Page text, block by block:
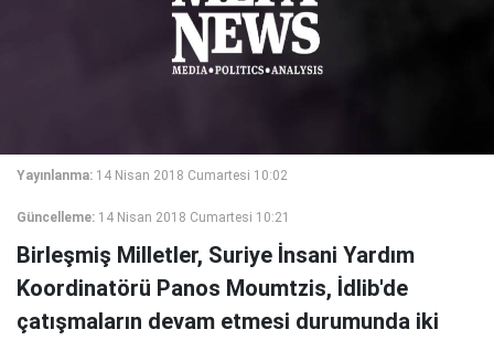
Yayınlanma: 14 Nisan 2018 Cumartesi 10:02
Güncelleme: 14 Nisan 2018 Cumartesi 10:21
Birleşmiş Milletler, Suriye İnsani Yardım
Koordinatörü Panos Moumtzis, İdlib'de
çatışmaların devam etmesi durumunda iki